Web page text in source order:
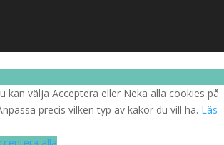
kan välja Acceptera eller Neka alla cookies på
precis vilken typ av kakor du vill ha. Läs